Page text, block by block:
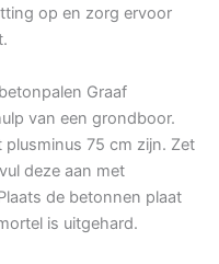
op en zorg ervoor
Graaf
van een grondboor.
75 cm zijn. Zet
deze aan met
de betonnen plaat
is uitgehard.